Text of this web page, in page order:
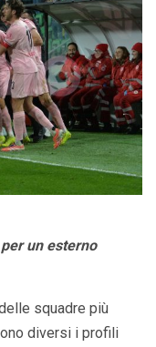
un esterno
squadre più
diversi i profili